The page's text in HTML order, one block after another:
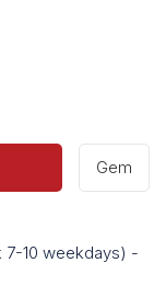
Gem
7-10 weekdays) -